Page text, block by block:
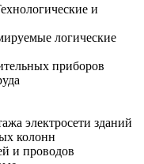
и
логические
приборов
электросети зданий
колонн
и проводов